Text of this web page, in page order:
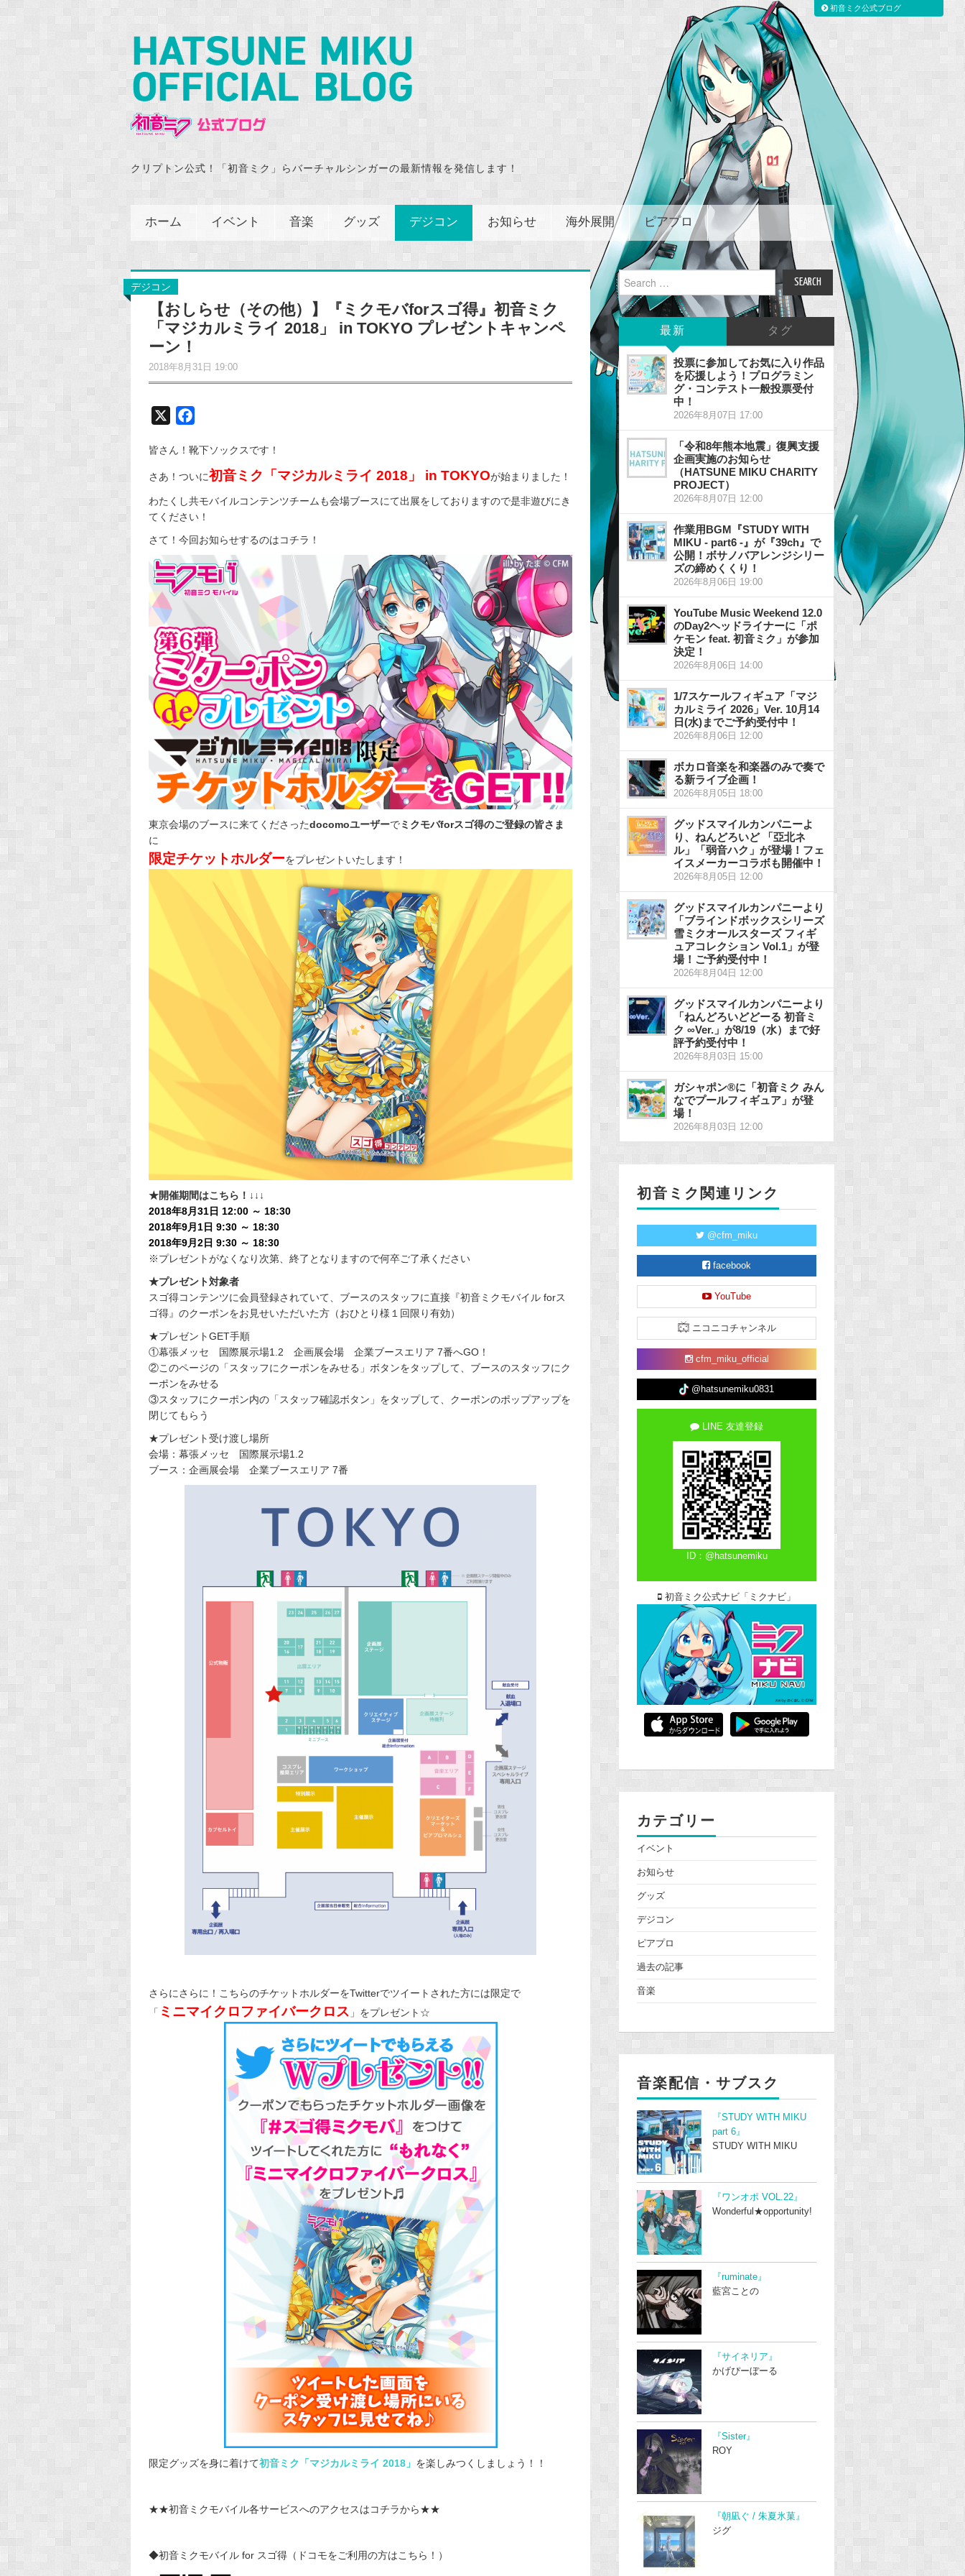
クリプトン公式！「初音ミク」らバーチャルシンガーの最新情報を発信します！
ホーム イベント 音楽 グッズ デジコン お知らせ 海外展開 ピアプロ
デジコン
【おしらせ（その他）】『ミクモバforスゴ得』初音ミク
「マジカルミライ 2018」 in TOKYO プレゼントキャンペ
ーン！
2018年8月31日 19:00
c
e
o
k
皆さん！靴下ソックスです！
さあ！ついに初音ミク「マジカルミライ 2018」 in TOKYOが始まりました！
わたくし共モバイルコンテンツチームも会場ブースにて出展をしておりますので是非遊びにき
てください！
さて！今回お知らせするのはコチラ！
東京会場のブースに来てくださったdocomoユーザーでミクモバforスゴ得のご登録の皆さま
に
限定チケットホルダーをプレゼントいたします！
★開催期間はこちら！↓↓↓
2018年8月31日 12:00 ～ 18:30
2018年9月1日 9:30 ～ 18:30
2018年9月2日 9:30 ～ 18:30
※プレゼントがなくなり次第、終了となりますので何卒ご了承ください
★プレゼント対象者
スゴ得コンテンツに会員登録されていて、ブースのスタッフに直接『初音ミクモバイル forス
ゴ得』のクーポンをお見せいただいた方（おひとり様１回限り有効）
★プレゼントGET手順
①幕張メッセ 国際展示場1.2 企画展会場 企業ブースエリア 7番へGO！
②このページの「スタッフにクーポンをみせる」ボタンをタップして、ブースのスタッフにク
ーポンをみせる
③スタッフにクーポン内の「スタッフ確認ボタン」をタップして、クーポンのポップアップを
閉じてもらう
★プレゼント受け渡し場所
会場：幕張メッセ 国際展示場1.2
ブース：企画展会場 企業ブースエリア 7番
さらにさらに！こちらのチケットホルダーをTwitterでツイートされた方には限定で
「 ミニマイクロファイバークロス 」をプレゼント☆
限定グッズを身に着けて初音ミク「マジカルミライ 2018」 を楽しみつくしましょう！！
★★初音ミクモバイル各サービスへのアクセスはコチラから★★
◆初音ミクモバイル for スゴ得（ドコモをご利用の方はこちら！）
Search
for:
最新 タグ
投票に参加してお気に入り作品
を応援しよう！プログラミン
グ・コンテスト一般投票受付
中！
2026年8月07日 17:00
「令和8年熊本地震」復興支援
企画実施のお知らせ
（HATSUNE MIKU CHARITY
PROJECT）
2026年8月07日 12:00
作業用BGM『STUDY WITH
MIKU - part6 -』が『39ch』で
公開！ボサノバアレンジシリー
ズの締めくくり！
2026年8月06日 19:00
YouTube Music Weekend 12.0
のDay2ヘッドライナーに「ポ
ケモン feat. 初音ミク」が参加
決定！
2026年8月06日 14:00
1/7スケールフィギュア「マジ
カルミライ 2026」Ver. 10月14
日(水)までご予約受付中！
2026年8月06日 12:00
ボカロ音楽を和楽器のみで奏で
る新ライブ企画！
2026年8月05日 18:00
グッドスマイルカンパニーよ
り、ねんどろいど 「亞北ネ
ル」「弱音ハク」が登場！フェ
イスメーカーコラボも開催中！
2026年8月05日 12:00
グッドスマイルカンパニーより
「ブラインドボックスシリーズ
雪ミクオールスターズ フィギ
ュアコレクション Vol.1」が登
場！ご予約受付中！
2026年8月04日 12:00
グッドスマイルカンパニーより
「ねんどろいどどーる 初音ミ
ク ∞Ver.」が8/19（水）まで好
評予約受付中！
2026年8月03日 15:00
ガシャポン®に「初音ミク みん
なでプールフィギュア」が登
場！
2026年8月03日 12:00
初音ミク関連リンク
@cfm_miku
facebook
YouTube
ニコニコチャンネル
cfm_miku_official
@hatsunemiku0831
LINE 友達登録
ID：@hatsunemiku
初音ミク公式ナビ「ミクナビ」
カテゴリー
イベント
お知らせ
グッズ
デジコン
ピアプロ
過去の記事
音楽
音楽配信・サブスク
『STUDY WITH MIKU
part 6』
STUDY WITH MIKU
『ワンオポ VOL.22』
Wonderful★opportunity!
『ruminate』
藍宮ことの
『サイネリア』
かげぴーぼーる
『Sister』
ROY
『朝凪ぐ / 朱夏氷菓』
ジグ
初音ミク公式ブログ